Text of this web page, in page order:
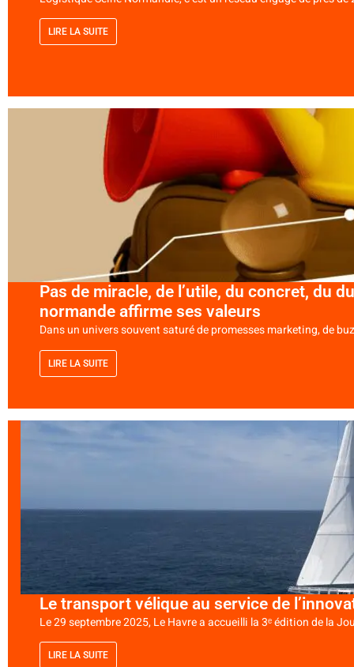
LIRE LA SUITE
Pas de miracle, de l’utile, du concret, du
normande affirme ses valeurs
Dans un univers souvent saturé de promesses marketing, de
LIRE LA SUITE
Le transport vélique au service de
Le 29 septembre 2025, Le Havre a accueilli la 3ᵉ édition de la
LIRE LA SUITE